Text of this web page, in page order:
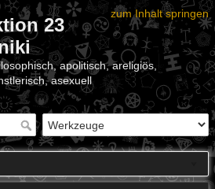
zum Inhalt springen
23
apolitisch, areligiös,
asexuell